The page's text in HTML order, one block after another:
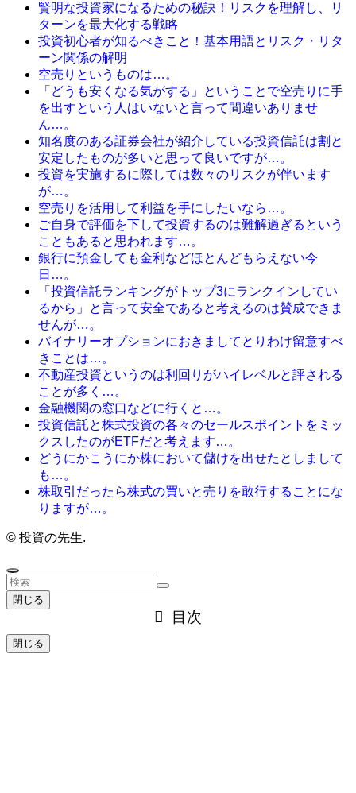
賢明な投資家になるための秘訣！リスクを理解し、リ
ターンを最大化する戦略
投資初心者が知るべきこと！基本用語とリスク・リタ
ーン関係の解明
空売りというものは…。
「どうも安くなる気がする」ということで空売りに手
を出すという人はいないと言って間違いありませ
ん…。
知名度のある証券会社が紹介している投資信託は割と
安定したものが多いと思って良いですが…。
投資を実施するに際しては数々のリスクが伴います
が…。
空売りを活用して利益を手にしたいなら…。
ご自身で評価を下して投資するのは難解過ぎるという
こともあると思われます…。
銀行に預金しても金利などほとんどもらえない今
日…。
「投資信託ランキングがトップ3にランクインしてい
るから」と言って安全であると考えるのは賛成できま
せんが…。
バイナリーオプションにおきましてとりわけ留意すべ
きことは…。
不動産投資というのは利回りがハイレベルと評される
ことが多く…。
金融機関の窓口などに行くと…。
投資信託と株式投資の各々のセールスポイントをミッ
クスしたのがETFだと考えます…。
どうにかこうにか株において儲けを出せたとしまして
も…。
株取引だったら株式の買いと売りを敢行することにな
りますが…。
© 投資の先生.
閉じる
目次
閉じる